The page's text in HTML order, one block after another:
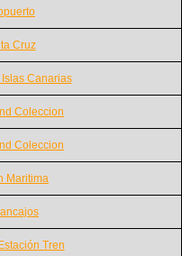
Cruz
Canarias
Coleccion
Coleccion
Maritima
Tren